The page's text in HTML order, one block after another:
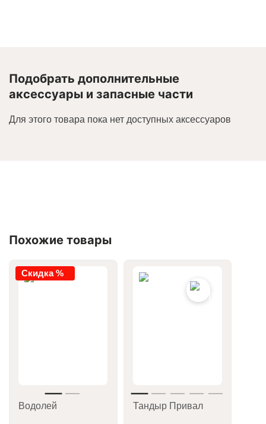
Подобрать дополнительные
аксессуары и запасные части
Для этого товара пока нет доступных аксессуаров
Похожие товары
Скидка %
Водолей Тандыр Привал